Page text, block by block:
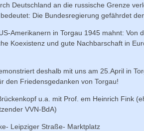
Deutschland an die russische Grenze
Die Bundesregierung gefährdet
Amerikanern in Torgau 1945 mahnt: Von
Koexistenz und gute Nachbarschaft in
deshalb mit uns am 25.April in
den Friedensgedanken von Torgau!
u.a. mit Prof. em Heinrich Fink
VVN-BdA)
Straße- Marktplatz